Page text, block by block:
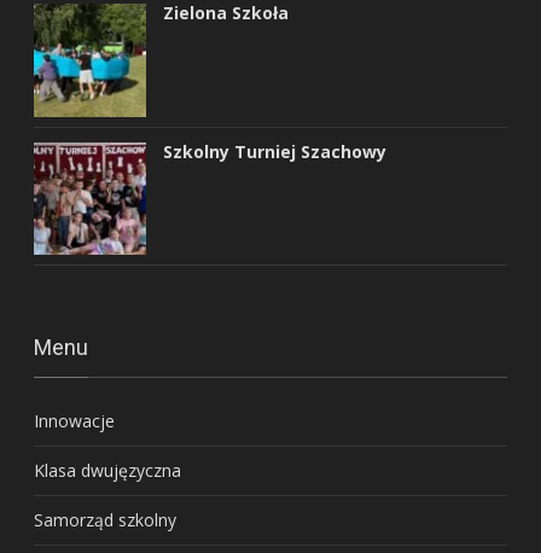
Zielona Szkoła
Szkolny Turniej Szachowy
Menu
Innowacje
Klasa dwujęzyczna
Samorząd szkolny